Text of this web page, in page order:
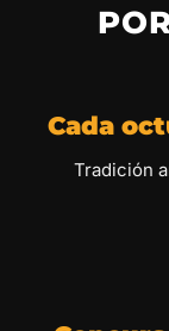
Cada
Tradición